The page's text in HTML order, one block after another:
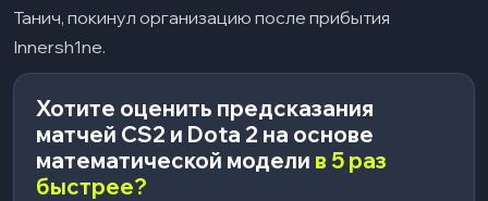
Танич, покинул организацию после прибытия
Innersh1ne.
Хотите оценить предсказания
матчей CS2 и Dota 2 на основе
математической модели в 5 раз
быстрее?